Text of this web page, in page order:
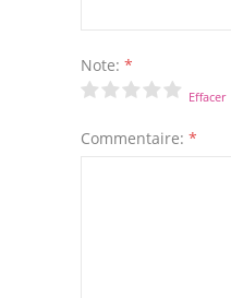
Note: *
Effacer
Commentaire: *